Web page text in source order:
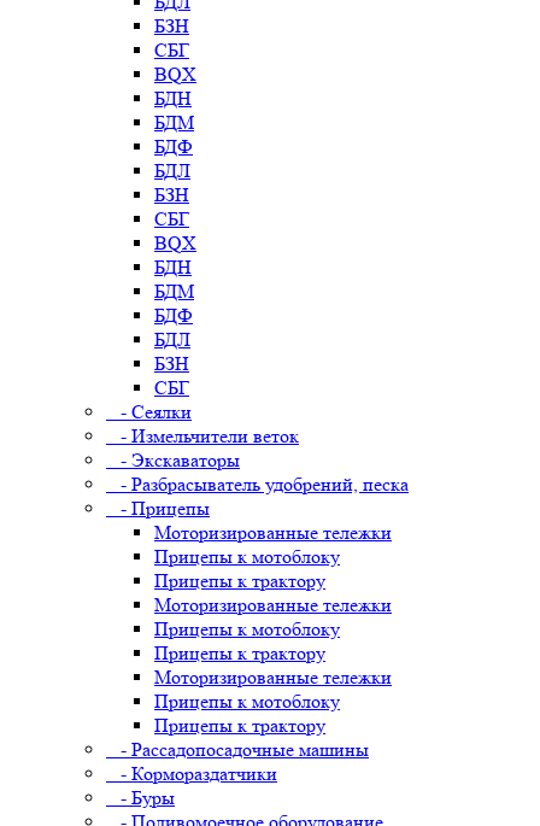
БЗН
СБГ
BQX
БДН
БДМ
БДФ
БДЛ
БЗН
СБГ
BQX
БДН
БДМ
БДФ
БДЛ
БЗН
СБГ
- Сеялки
- Измельчители веток
- Экскаваторы
- Разбрасыватель удобрений, песка
- Прицепы
Моторизированные тележки
Прицепы к мотоблоку
Прицепы к трактору
Моторизированные тележки
Прицепы к мотоблоку
Прицепы к трактору
Моторизированные тележки
Прицепы к мотоблоку
Прицепы к трактору
- Рассадопосадочные машины
- Кормораздатчики
- Буры